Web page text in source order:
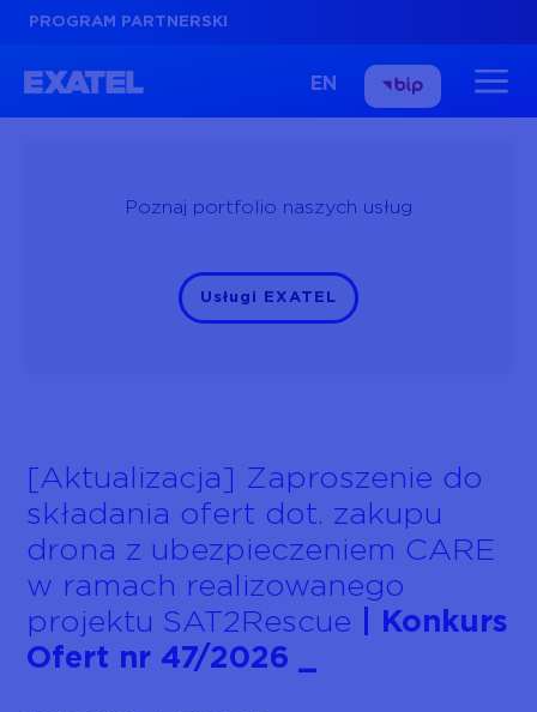
PROGRAM PARTNERSKI
EN
Poznaj portfolio naszych usług
Usługi EXATEL
[Aktualizacja] Zaproszenie do
składania ofert dot. zakupu
drona z ubezpieczeniem CARE
w ramach realizowanego
projektu SAT2Rescue
| Konkurs
Ofert nr 47/2026